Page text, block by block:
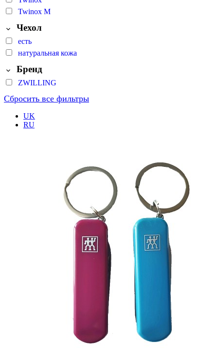
Twinox M
Чехол
есть
натуральная кожа
Бренд
ZWILLING
Сбросить все фильтры
UK
RU